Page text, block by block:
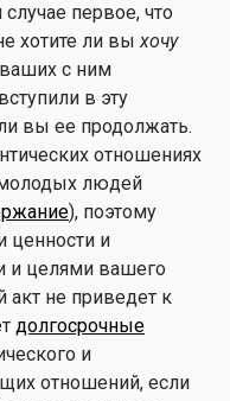
первое, что
хотите ли выхочу
с ним
в эту
вы ее продолжать.
отношениях
людей
), поэтому
ценности и
и целями вашего
не приведет к
долгосрочные
и
отношений, если